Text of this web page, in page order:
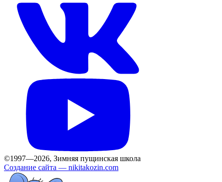
©1997—2026, Зимняя пущинская школа
Создание сайта — nikitakozin.com